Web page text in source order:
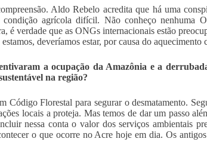
Aldo Rebelo acredita que há uma
agrícola difícil. Não conheço nenhuma
é verdade que as ONGs internacionais estão
deveríamos estar, por causa do aquecimento
a ocupação da Amazônia e a
na região?
Código Florestal para segurar o desmatamento.
locais a proteja. Mas temos de dar um passo
nessa conta o valor dos serviços ambientais
o que ocorre no Acre hoje em dia. Os